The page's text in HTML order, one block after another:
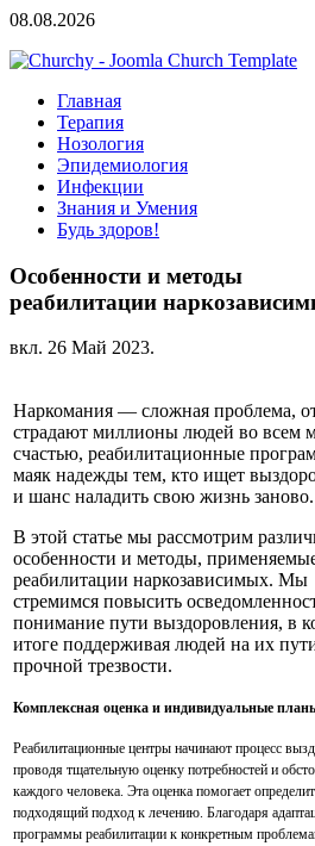
08.08.2026
Главная
Терапия
Нозология
Эпидемиология
Инфекции
Знания и Умения
Будь здоров!
Особенности и методы
реабилитации
вкл. 26 Май 2023.
Наркомания — сложная проблема,
страдают миллионы людей во всем
счастью, реабилитационные
маяк надежды тем, кто ищет
и шанс наладить свою жизнь заново.
В этой статье мы рассмотрим
особенности и методы,
реабилитации наркозависимых. Мы
стремимся повысить
понимание пути выздоровления, в
итоге поддерживая людей на их
прочной трезвости.
Комплексная оценка и индивидуальные
Реабилитационные центры начинают процесс
проводя тщательную оценку потребностей и
каждого человека. Эта оценка помогает
подходящий подход к лечению. Благодаря
программы реабилитации к конкретным